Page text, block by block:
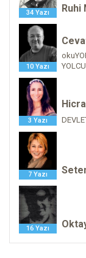
34 Yazı Ruhi
10 Yazı
3 Yazı
7 Yazı
16 Yazı